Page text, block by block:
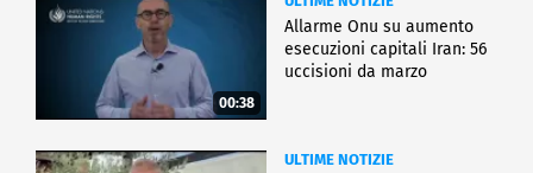
00:38
Allarme Onu su aumento
esecuzioni capitali Iran: 56
uccisioni da marzo
ULTIME NOTIZIE